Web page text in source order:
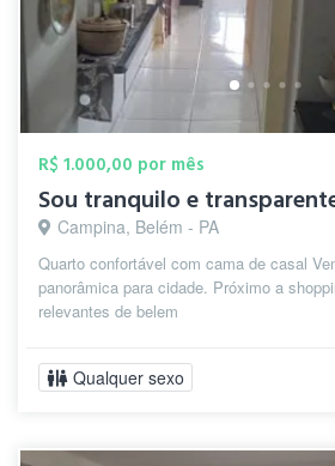
R$ 1.000,00 por mês
Sou tranquilo e
Campina, Belém - PA
Quarto confortável com cama de casal
panorâmica para cidade. Próximo a
relevantes de belem
Qualquer sexo